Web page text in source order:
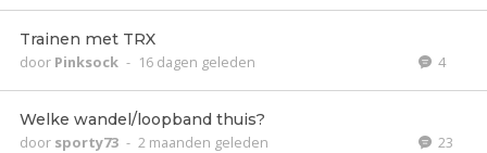
Trainen met TRX
door Pinksock - 16 dagen geleden 4
Welke wandel/loopband thuis?
door sporty73 - 2 maanden geleden 23